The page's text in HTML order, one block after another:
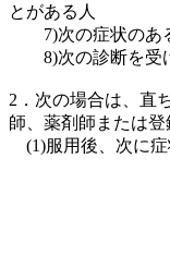
とがある人
7)次の症状のあ
8)次の診断を受
2．次の場合は、直
師、薬剤師または登
(1)服用後、次に